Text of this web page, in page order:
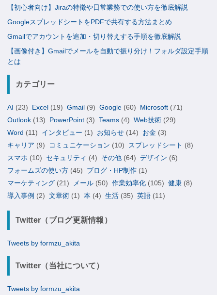
【初心者向け】Jiraの特徴や日常業務での使い方を徹底解説
GoogleスプレッドシートをPDFで共有する方法まとめ
Gmailでアカウントを追加・切り替えする手順を徹底解説
【画像付き】Gmailでメールを自動で振り分け！フォルダ設定手順
とは
カテゴリー
AI (23) Excel (19) Gmail (9) Google (60) Microsoft (71)
Outlook (13) PowerPoint (3) Teams (4) Web技術 (29)
Word (11) インタビュー (1) お知らせ (14) お金 (3)
キャリア (9) コミュニケーション (10) スプレッドシート (8)
スマホ (10) セキュリティ (4) その他 (64) デザイン (6)
フォームズの使い方 (45) ブログ・HP制作 (1)
マーケティング (21) メール (50) 作業効率化 (105) 健康 (8)
導入事例 (2) 文章術 (1) 本 (4) 生活 (35) 英語 (11)
Twitter（ブログ更新情報）
Tweets by formzu_akita
Twitter（当社について）
Tweets by formzu_akita